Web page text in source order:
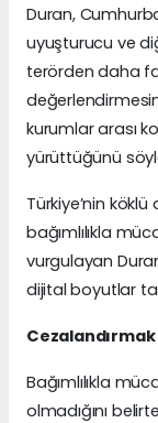
Duran,
uyuşturucu ve
terörden daha
kurumlar arası
yürüttüğünü
Türkiye’nin
bağımlılıkla
vurgulayan
dijital boyutlar
Bağımlılıkla
olmadığını